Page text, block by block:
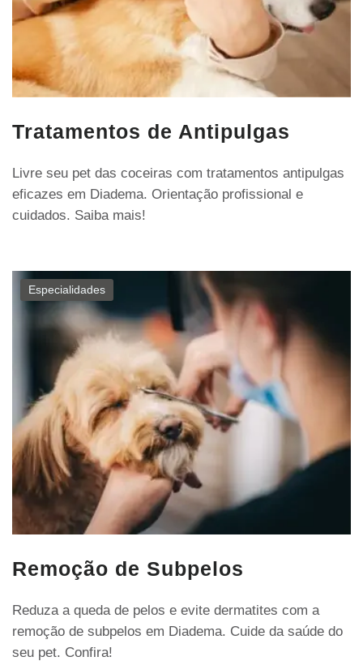
Tratamentos de Antipulgas
Livre seu pet das coceiras com tratamentos antipulgas
eficazes em Diadema. Orientação profissional e
cuidados. Saiba mais!
Especialidades
Remoção de Subpelos
Reduza a queda de pelos e evite dermatites com a
remoção de subpelos em Diadema. Cuide da saúde do
seu pet. Confira!